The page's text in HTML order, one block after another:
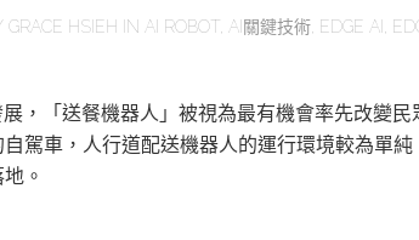
GRACE HSIEH IN AI ROBOT AI關鍵技術 EDGE AI
，「送餐機器人」被視為最有機會率先改變民
駕車，人行道配送機器人的運行環境較為單
。